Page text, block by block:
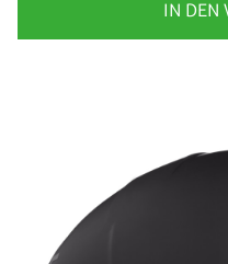
IN DEN